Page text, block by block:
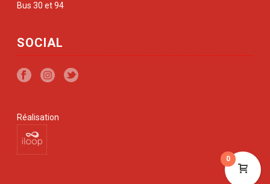
Bus 30 et 94
SOCIAL
Réalisation
0